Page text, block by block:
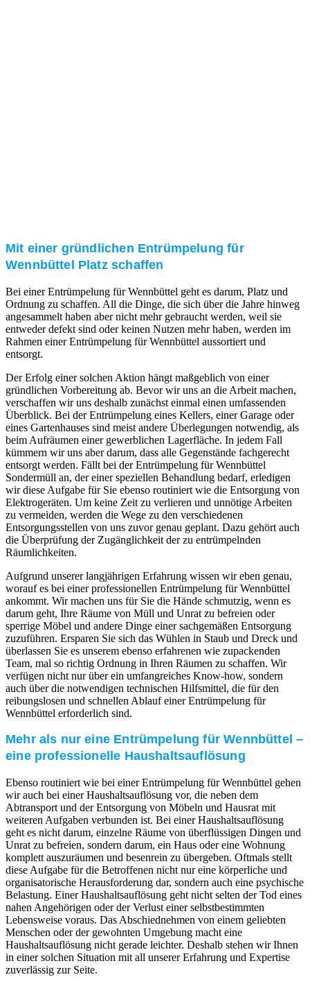
Mit einer gründlichen Entrümpelung für
Wennbüttel Platz schaffen
Bei einer Entrümpelung für Wennbüttel geht es darum, Platz und
Ordnung zu schaffen. All die Dinge, die sich über die Jahre hinweg
angesammelt haben aber nicht mehr gebraucht werden, weil sie
entweder defekt sind oder keinen Nutzen mehr haben, werden im
Rahmen einer Entrümpelung für Wennbüttel aussortiert und
entsorgt.
Der Erfolg einer solchen Aktion hängt maßgeblich von einer
gründlichen Vorbereitung ab. Bevor wir uns an die Arbeit machen,
verschaffen wir uns deshalb zunächst einmal einen umfassenden
Überblick. Bei der Entrümpelung eines Kellers, einer Garage oder
eines Gartenhauses sind meist andere Überlegungen notwendig, als
beim Aufräumen einer gewerblichen Lagerfläche. In jedem Fall
kümmern wir uns aber darum, dass alle Gegenstände fachgerecht
entsorgt werden. Fällt bei der Entrümpelung für Wennbüttel
Sondermüll an, der einer speziellen Behandlung bedarf, erledigen
wir diese Aufgabe für Sie ebenso routiniert wie die Entsorgung von
Elektrogeräten. Um keine Zeit zu verlieren und unnötige Arbeiten
zu vermeiden, werden die Wege zu den verschiedenen
Entsorgungsstellen von uns zuvor genau geplant. Dazu gehört auch
die Überprüfung der Zugänglichkeit der zu entrümpelnden
Räumlichkeiten.
Aufgrund unserer langjährigen Erfahrung wissen wir eben genau,
worauf es bei einer professionellen Entrümpelung für Wennbüttel
ankommt. Wir machen uns für Sie die Hände schmutzig, wenn es
darum geht, Ihre Räume von Müll und Unrat zu befreien oder
sperrige Möbel und andere Dinge einer sachgemäßen Entsorgung
zuzuführen. Ersparen Sie sich das Wühlen in Staub und Dreck und
überlassen Sie es unserem ebenso erfahrenen wie zupackenden
Team, mal so richtig Ordnung in Ihren Räumen zu schaffen. Wir
verfügen nicht nur über ein umfangreiches Know-how, sondern
auch über die notwendigen technischen Hilfsmittel, die für den
reibungslosen und schnellen Ablauf einer Entrümpelung für
Wennbüttel erforderlich sind.
Mehr als nur eine Entrümpelung für Wennbüttel –
eine professionelle Haushaltsauflösung
Ebenso routiniert wie bei einer Entrümpelung für Wennbüttel gehen
wir auch bei einer Haushaltsauflösung vor, die neben dem
Abtransport und der Entsorgung von Möbeln und Hausrat mit
weiteren Aufgaben verbunden ist. Bei einer Haushaltsauflösung
geht es nicht darum, einzelne Räume von überflüssigen Dingen und
Unrat zu befreien, sondern darum, ein Haus oder eine Wohnung
komplett auszuräumen und besenrein zu übergeben. Oftmals stellt
diese Aufgabe für die Betroffenen nicht nur eine körperliche und
organisatorische Herausforderung dar, sondern auch eine psychische
Belastung. Einer Haushaltsauflösung geht nicht selten der Tod eines
nahen Angehörigen oder der Verlust einer selbstbestimmten
Lebensweise voraus. Das Abschiednehmen von einem geliebten
Menschen oder der gewohnten Umgebung macht eine
Haushaltsauflösung nicht gerade leichter. Deshalb stehen wir Ihnen
in einer solchen Situation mit all unserer Erfahrung und Expertise
zuverlässig zur Seite.